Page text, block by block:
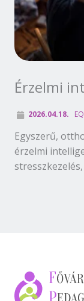
Érzelmi
2026.04.18. EQ
Egyszerű,
érzelmi